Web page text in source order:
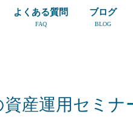
よくある質問
FAQ
ブログ
BLOG
資産運用セミナ